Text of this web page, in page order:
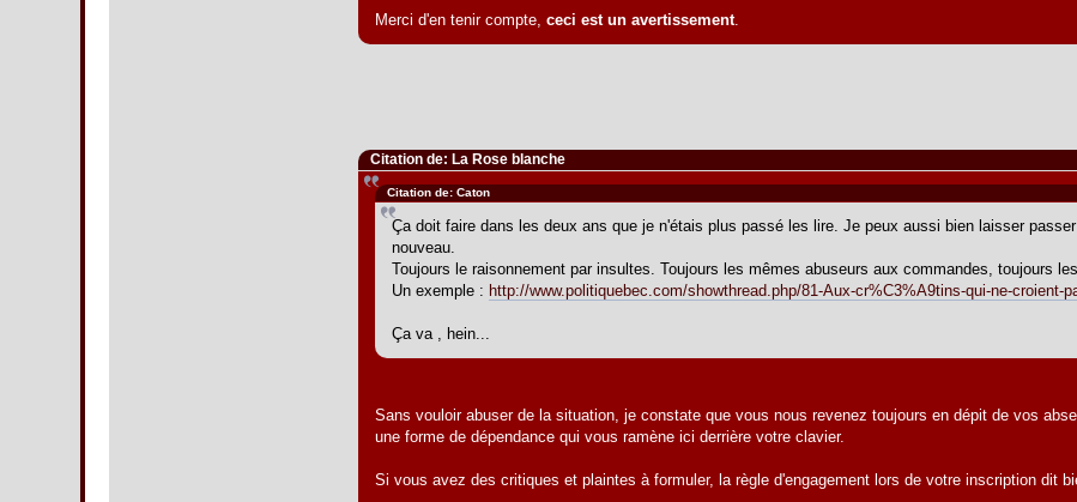
Merci d'en tenir compte,ceci est un avertissement.
Citation de: La Rose blanche
Citation de: Caton
Ça doit faire dans les deux ans que je n'étais plus passé les lire. Je peux aussi bien laisser
nouveau.
Toujours le raisonnement par insultes. Toujours les mêmes abuseurs aux commandes, toujours
Un exemple : http://www.politiquebec.com/showthread.php/81-Aux-cr%C3%A9tins-qui-ne-croient-
Ça va , hein...
Sans vouloir abuser de la situation, je constate que vous nous revenez toujours en dépit de vos
une forme de dépendance qui vous ramène ici derrière votre clavier.
Si vous avez des critiques et plaintes à formuler, la règle d'engagement lors de votre inscription dit